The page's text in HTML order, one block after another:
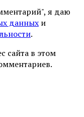
я даю
данных и
.
сайта в этом